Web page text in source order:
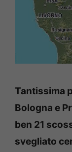
Tantissima
Bologna e
ben 21
svegliato